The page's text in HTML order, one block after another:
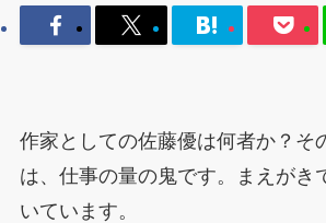
作家としての佐藤優は何者か？そ
は、仕事の量の鬼です。まえがき
いています。